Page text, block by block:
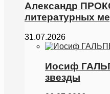
Александр
литературных
31.07.2026
Иосиф
звезды